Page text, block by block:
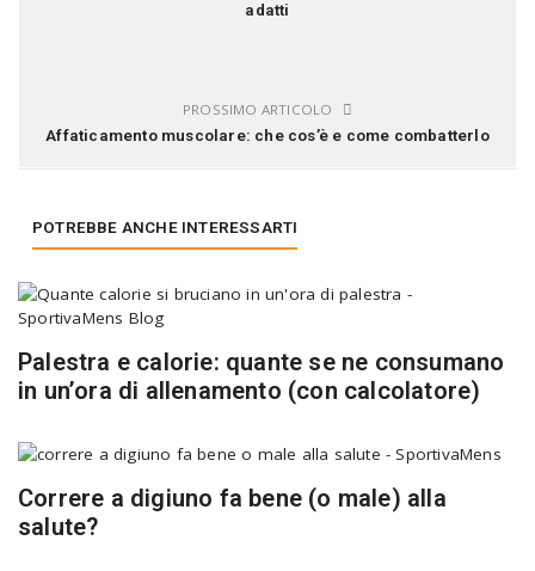
adatti
PROSSIMO ARTICOLO
Affaticamento muscolare: che cos’è e come combatterlo
POTREBBE ANCHE INTERESSARTI
Palestra e calorie: quante se ne consumano
in un’ora di allenamento (con calcolatore)
Correre a digiuno fa bene (o male) alla
salute?